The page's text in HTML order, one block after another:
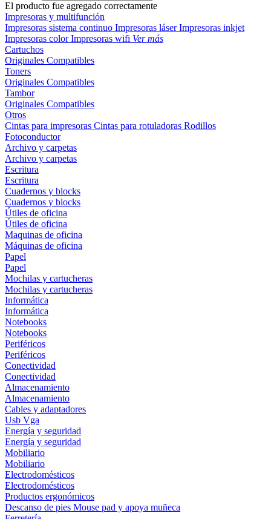
El producto fue agregado correctamente
Impresoras y multifunción
Impresoras sistema continuo Impresoras láserImpresoras inkjet
Impresoras colorImpresoras wifi Ver más
Cartuchos
Originales Compatibles
Toners
Originales Compatibles
Tambor
Originales Compatibles
Otros
Cintas para impresoras Cintas para rotuladoras Rodillos
Fotoconductor
Archivo y carpetas
Archivo y carpetas
Escritura
Escritura
Cuadernos y blocks
Cuadernos y blocks
Útiles de oficina
Útiles de oficina
Maquinas de oficina
Máquinas de oficina
Papel
Papel
Mochilas y cartucheras
Mochilas y cartucheras
Informática
Informática
Notebooks
Notebooks
Periféricos
Periféricos
Conectividad
Conectividad
Almacenamiento
Almacenamiento
Cables y adaptadores
Usb Vga
Energía y seguridad
Energía y seguridad
Mobiliario
Mobiliario
Electrodomésticos
Electrodomésticos
Productos ergonómicos
Descanso de pies Mouse pad y apoya muñeca